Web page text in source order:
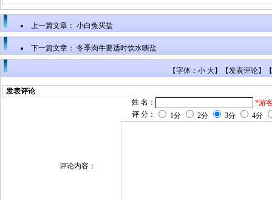
上一篇文章： 小白兔买盐
下一篇文章： 冬季肉牛要适时饮水啖盐
【字体：小 大】【发表评论】【
发表评论
姓 名：
*游
评 分：
1分 2分 3分 4分
评论内容：